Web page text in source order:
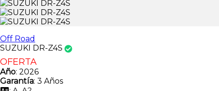
Off Road
SUZUKI DR-Z4S
OFERTA
Año: 2026
Garantía: 3 Años